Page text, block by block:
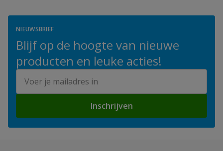
NIEUWSBRIEF
Blijf op de hoogte van nieuwe
producten en leuke acties!
Inschrijven